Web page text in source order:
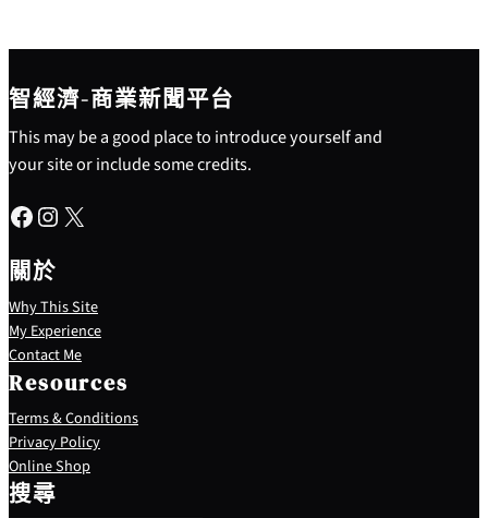
智經濟-商業新聞平台
This may be a good place to introduce yourself and
your site or include some credits.
Facebook Instagram X
關於
Why This Site
My Experience
Contact Me
Resources
Terms & Conditions
Privacy Policy
Online Shop
搜尋
S
e
a